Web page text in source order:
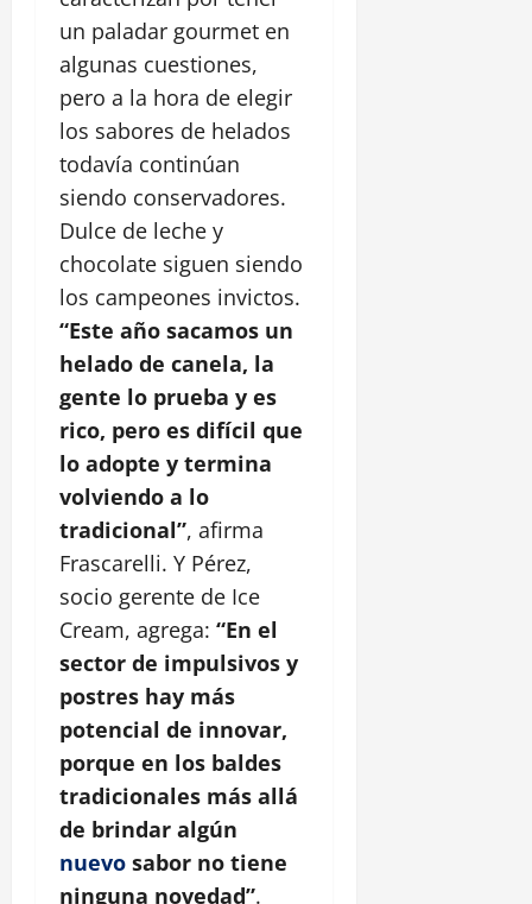
un paladar gourmet en
algunas cuestiones,
pero a la hora de elegir
los sabores de helados
todavía continúan
siendo conservadores.
Dulce de leche y
chocolate siguen siendo
los campeones invictos.
“Este año sacamos un
helado de canela, la
gente lo prueba y es
rico, pero es difícil que
lo adopte y termina
volviendo a lo
tradicional”, afirma
Frascarelli. Y Pérez,
socio gerente de Ice
Cream, agrega: “En el
sector de impulsivos y
postres hay más
potencial de innovar,
porque en los baldes
tradicionales más allá
de brindar algún
nuevo sabor no tiene
ninguna novedad”.